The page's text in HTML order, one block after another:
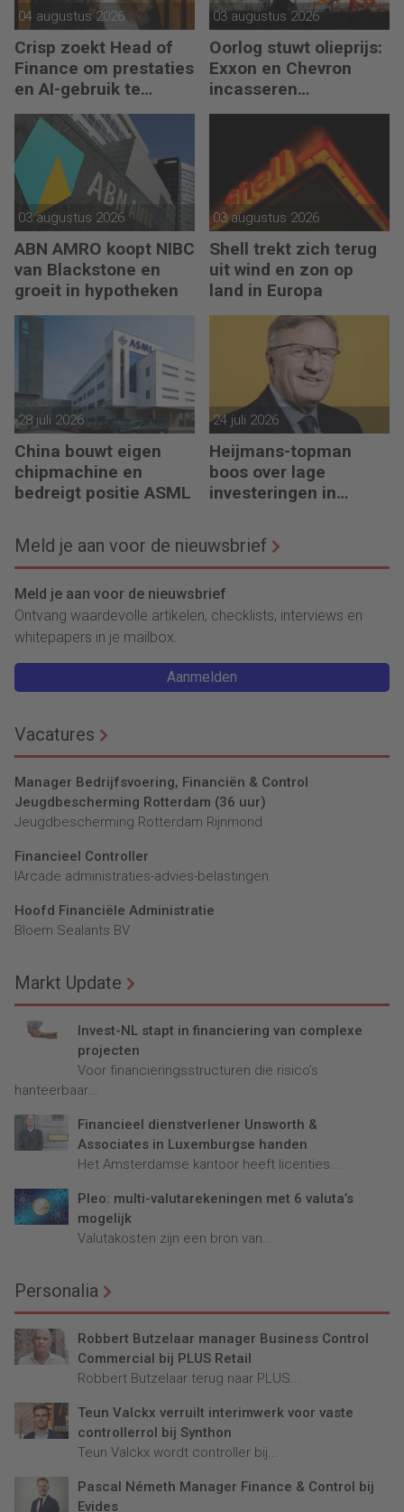
04 augustus 2026
Crisp zoekt Head of
Finance om prestaties
en AI-gebruik te
versnellen
03 augustus 2026
Oorlog stuwt olieprijs:
Exxon en Chevron
incasseren
miljardenwinsten
03 augustus 2026
ABN AMRO koopt NIBC
van Blackstone en
groeit in hypotheken
03 augustus 2026
Shell trekt zich terug
uit wind en zon op
land in Europa
28 juli 2026
China bouwt eigen
chipmachine en
bedreigt positie ASML
24 juli 2026
Heijmans-topman
boos over lage
investeringen in
Meld je aan voor de nieuwsbrief
Meld je aan voor de nieuwsbrief
Ontvang waardevolle artikelen, checklists, interviews en
whitepapers in je mailbox.
Aanmelden
Vacatures
Manager Bedrijfsvoering, Financiën & Control
Jeugdbescherming Rotterdam (36 uur)
Jeugdbescherming Rotterdam Rijnmond
Financieel Controller
lArcade administraties-advies-belastingen
Hoofd Financiële Administratie
Bloem Sealants BV
Markt Update
Invest-NL stapt in financiering van complexe
projecten
Voor financieringsstructuren die risico’s
hanteerbaar...
Financieel dienstverlener Unsworth &
Associates in Luxemburgse handen
Het Amsterdamse kantoor heeft licenties...
Pleo: multi-valutarekeningen met 6 valuta’s
mogelijk
Valutakosten zijn een bron van...
Personalia
Robbert Butzelaar manager Business Control
Commercial bij PLUS Retail
Robbert Butzelaar terug naar PLUS...
Teun Valckx verruilt interimwerk voor vaste
controllerrol bij Synthon
Teun Valckx wordt controller bij...
Pascal Németh Manager Finance & Control bij
Evides